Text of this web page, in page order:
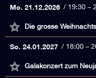
Mo. 21.12.2026 19:30 –
Die grosse
So. 24.01.2027 18:00 –
Galakonzert zum